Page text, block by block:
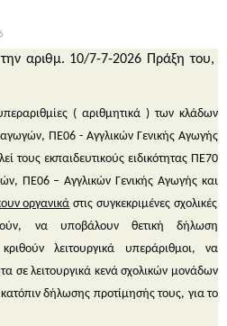
αριθμ. 10/7-7-2026 Πράξη του,
( αριθμητικά ) των κλάδων
, ΠΕ06 - Αγγλικών Γενικής Αγωγής
τους εκπαιδευτικούς ειδικότητας ΠΕ70
, ΠΕ06 –Αγγλικών Γενικής Αγωγήςκαι
οργανικά στις συγκεκριμένες σχολικές
να υποβάλουν θετική δήλωση
λειτουργικά υπεράριθμοι, να
σε λειτουργικά κενά σχολικών μονάδων
δήλωσης προτίμησής τους, για το